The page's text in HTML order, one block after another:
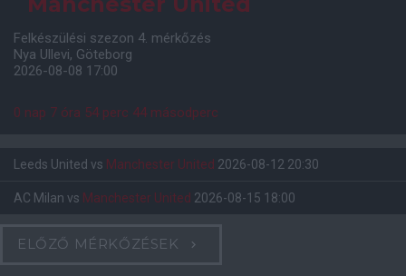
Felkészülési szezon 4. mérkőzés
Nya Ullevi, Göteborg
2026-08-08 17:00
0 nap 7 óra 54 perc 43 másodperc
Leeds United vs Manchester United 2026-08-12 20:30
AC Milan vs Manchester United 2026-08-15 18:00
ELŐZŐ MÉRKŐZÉSEK